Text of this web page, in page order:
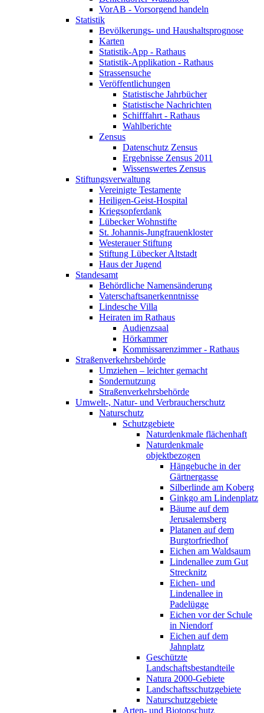
VorAB - Vorsorgend handeln
Statistik
Bevölkerungs- und Haushaltsprognose
Karten
Statistik-App - Rathaus
Statistik-Applikation - Rathaus
Strassensuche
Veröffentlichungen
Statistische Jahrbücher
Statistische Nachrichten
Schifffahrt - Rathaus
Wahlberichte
Zensus
Datenschutz Zensus
Ergebnisse Zensus 2011
Wissenswertes Zensus
Stiftungsverwaltung
Vereinigte Testamente
Heiligen-Geist-Hospital
Kriegsopferdank
Lübecker Wohnstifte
St. Johannis-Jungfrauenkloster
Westerauer Stiftung
Stiftung Lübecker Altstadt
Haus der Jugend
Standesamt
Behördliche Namensänderung
Vaterschaftsanerkenntnisse
Lindesche Villa
Heiraten im Rathaus
Audienzsaal
Hörkammer
Kommissarenzimmer - Rathaus
Straßenverkehrsbehörde
Umziehen – leichter gemacht
Sondernutzung
Straßenverkehrsbehörde
Umwelt-, Natur- und Verbraucherschutz
Naturschutz
Schutzgebiete
Naturdenkmale flächenhaft
Naturdenkmale
objektbezogen
Hängebuche in der
Gärtnergasse
Silberlinde am Koberg
Ginkgo am Lindenplatz
Bäume auf dem
Jerusalemsberg
Platanen auf dem
Burgtorfriedhof
Eichen am Waldsaum
Lindenallee zum Gut
Strecknitz
Eichen- und
Lindenallee in
Padelügge
Eichen vor der Schule
in Niendorf
Eichen auf dem
Jahnplatz
Geschützte
Landschaftsbestandteile
Natura 2000-Gebiete
Landschaftsschutzgebiete
Naturschutzgebiete
Arten- und Biotopschutz